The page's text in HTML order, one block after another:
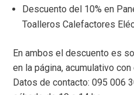
Descuento del 10% en
Toalleros Calefactores
En ambos el descuento es
en la página, acumulativo
Datos de contacto: 095 006